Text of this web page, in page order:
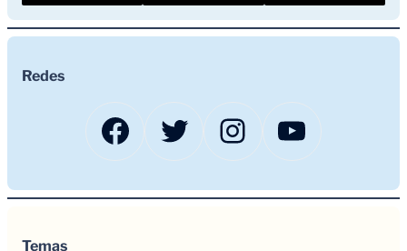
Redes
Facebook
TwitterInstagram
Temas